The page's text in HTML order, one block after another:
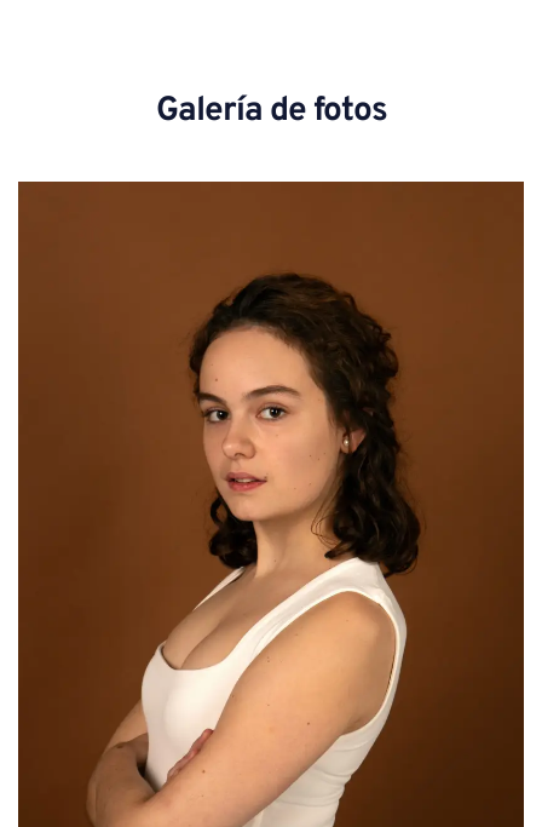
Galería de fotos